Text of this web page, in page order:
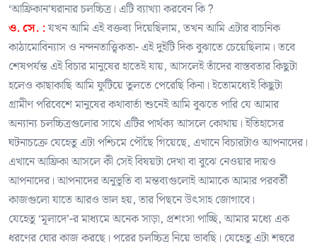
‘আফ্রিকান’ঘরানার চলচ্চিত্র। এটি ব্যাখ্যা করবেন কি ?
ও. সে. :যখন আমি এই বক্তব্য দিয়েছিলাম, তখন আমি এটার বাচনিক
কাঠামোবিন্যাস ও নন্দনতাত্ত্বিকতা- এই দুইটি দিক বুঝাতে চেয়েছিলাম। তবে
শেষপর্যন্ত এই বিচার মানুষের হাতেই যায়, আসলেই তাঁদের বাস্তবতার কিছুটা
হলেও কাছাকাছি আমি ফুটিয়ে তুলতে পেরেছি কিনা। ইতোমধ্যেই কিছুটা
গ্রামীণ পরিবেশে মানুষের কথাবার্তা শুনেই আমি বুঝতে পারি যে আমার
অন্যান্য চলচ্চিত্রগুলোর সাথে এটির পার্থক্য আসলে কোথায়। ইতিহাসের
ঘটনাচক্রে যেহেতু এটা পশ্চিমে পৌঁছে গিয়েছে, এখানে বিচারটাও আপনাদের।
এখানে আফ্রিকা আসলে কী সেই বিষয়টা দেখা বা বুঝে নেওয়ার দায়ও
আপনাদের। আপনাদের অনুভূতি বা মন্তব্যগুলোই আমাকে আমার পরবর্তী
কাজগুলো যাতে আরও ভাল হয়, তার পিছনে উৎসাহ জোগাবে।
যেহেতু ‘মূলাদে’-র মাধ্যমে অনেক সাড়া, প্রশংসা পাচ্ছি, আমার মধ্যে এক
ধরণের ঘোর কাজ করছে। পরের চলচ্চিত্র নিয়ে ভাবছি। যেহেতু এটা শহুরে